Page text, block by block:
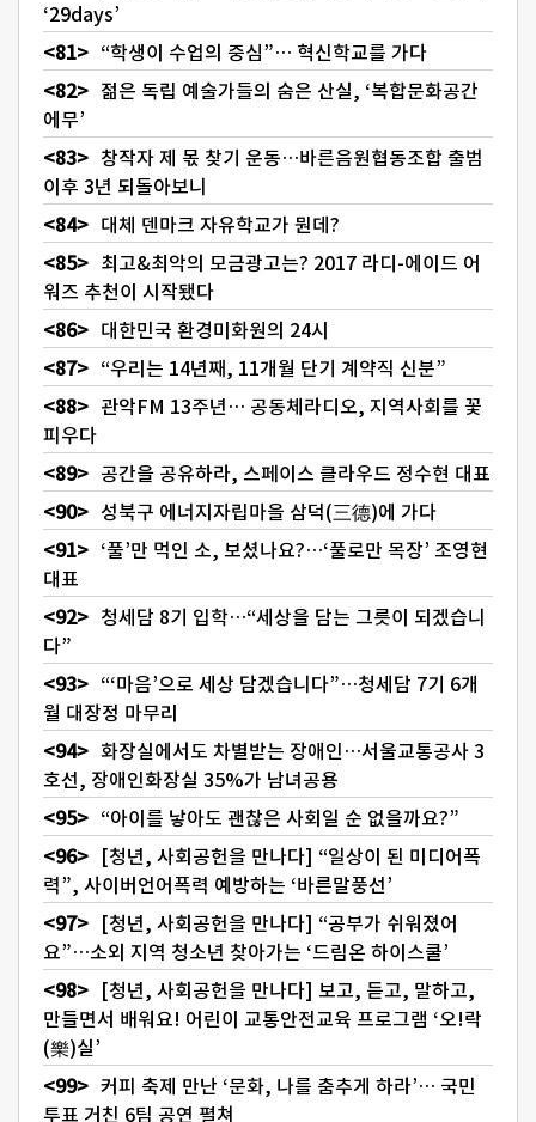
‘29days’
“학생이 수업의 중심”… 혁신학교를 가다
젊은 독립 예술가들의 숨은 산실, ‘복합문화공간
에무’
창작자 제 몫 찾기 운동…바른음원협동조합 출범
이후 3년 되돌아보니
대체 덴마크 자유학교가 뭔데?
최고&최악의 모금광고는? 2017 라디-에이드 어
워즈 추천이 시작됐다
대한민국 환경미화원의 24시
“우리는 14년째, 11개월 단기 계약직 신분”
관악FM 13주년… 공동체라디오, 지역사회를 꽃
피우다
공간을 공유하라, 스페이스 클라우드 정수현 대표
성북구 에너지자립마을 삼덕(三德)에 가다
‘풀’만 먹인 소, 보셨나요?…‘풀로만 목장’ 조영현
대표
청세담 8기 입학…“세상을 담는 그릇이 되겠습니
다”
“‘마음’으로 세상 담겠습니다”…청세담 7기 6개
월 대장정 마무리
화장실에서도 차별받는 장애인…서울교통공사 3
호선, 장애인화장실 35%가 남녀공용
“아이를 낳아도 괜찮은 사회일 순 없을까요?”
[청년, 사회공헌을 만나다] “일상이 된 미디어폭
력”, 사이버언어폭력 예방하는 ‘바른말풍선’
[청년, 사회공헌을 만나다] “공부가 쉬워졌어
요”…소외 지역 청소년 찾아가는 ‘드림온 하이스쿨’
[청년, 사회공헌을 만나다] 보고, 듣고, 말하고,
만들면서 배워요! 어린이 교통안전교육 프로그램 ‘오!락
(樂)실’
커피 축제 만난 ‘문화, 나를 춤추게 하라’… 국민
투표 거친 6팀 공연 펼쳐